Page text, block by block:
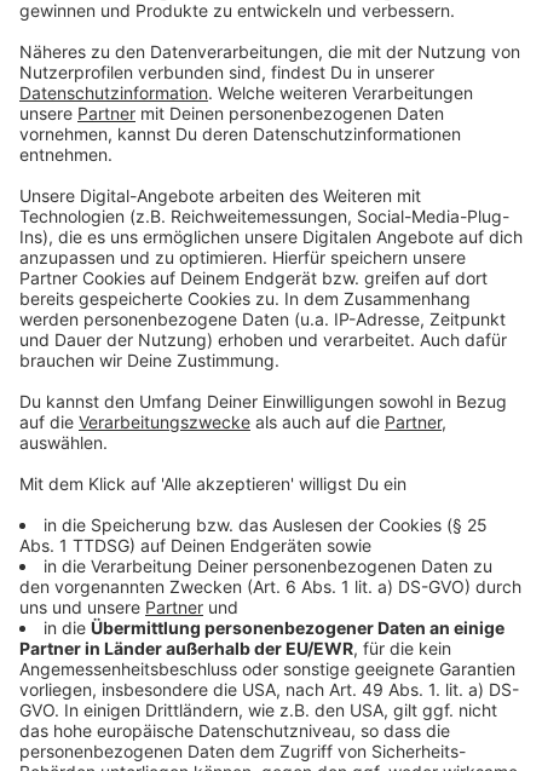
Für den zweiten Bauabschnitt zwischen Messe/Arena
Zum dritten Teil zwischen Flughafen-Terminal und
Fernbahnhof gibt es Gespräche, unter anderem
zwischen der Stadt und der Deutschen Bahn. Und für
die Verlängerung nach Ratingen wird derzeit eine
Anzeige
Weitere Infos und Links zum Thema:
Anzeige
U81: Verzögerungen und Fortschritte (April 2025)
U81: Start der Stadtbahnlinie verschoben (Februar
2025)
U81: Brückenentwürfe für "Rheinquerung" werden
erarbeitet (März 2024)
Anzeige